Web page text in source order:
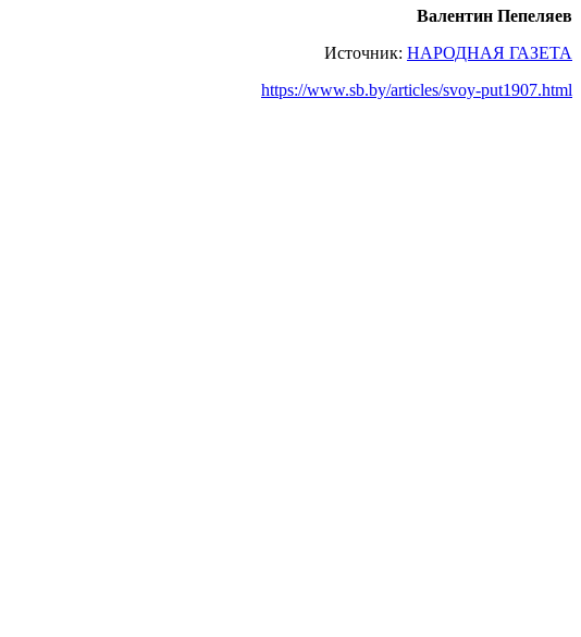
Валентин Пепеляев
Источник: НАРОДНАЯ ГАЗЕТА
https://www.sb.by/articles/svoy-put1907.html